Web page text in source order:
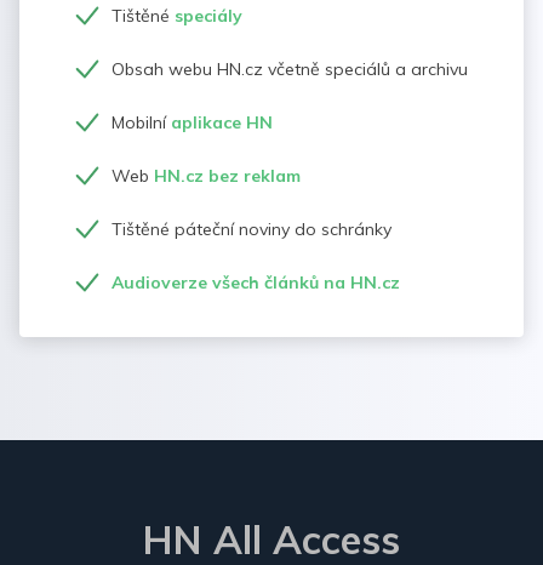
Tištěné speciály
Obsah webu HN.cz včetně speciálů a archivu
Mobilní aplikace HN
Web HN.cz bez reklam
Tištěné páteční noviny do schránky
Audioverze všech článků na HN.cz
HN All Access